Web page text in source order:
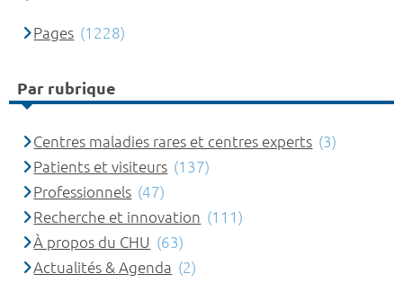
Pages (1228)
Par rubrique
Centres maladies rares et centres experts (3)
Patients et visiteurs (137)
Professionnels (47)
Recherche et innovation (111)
À propos du CHU (63)
Actualités & Agenda (2)